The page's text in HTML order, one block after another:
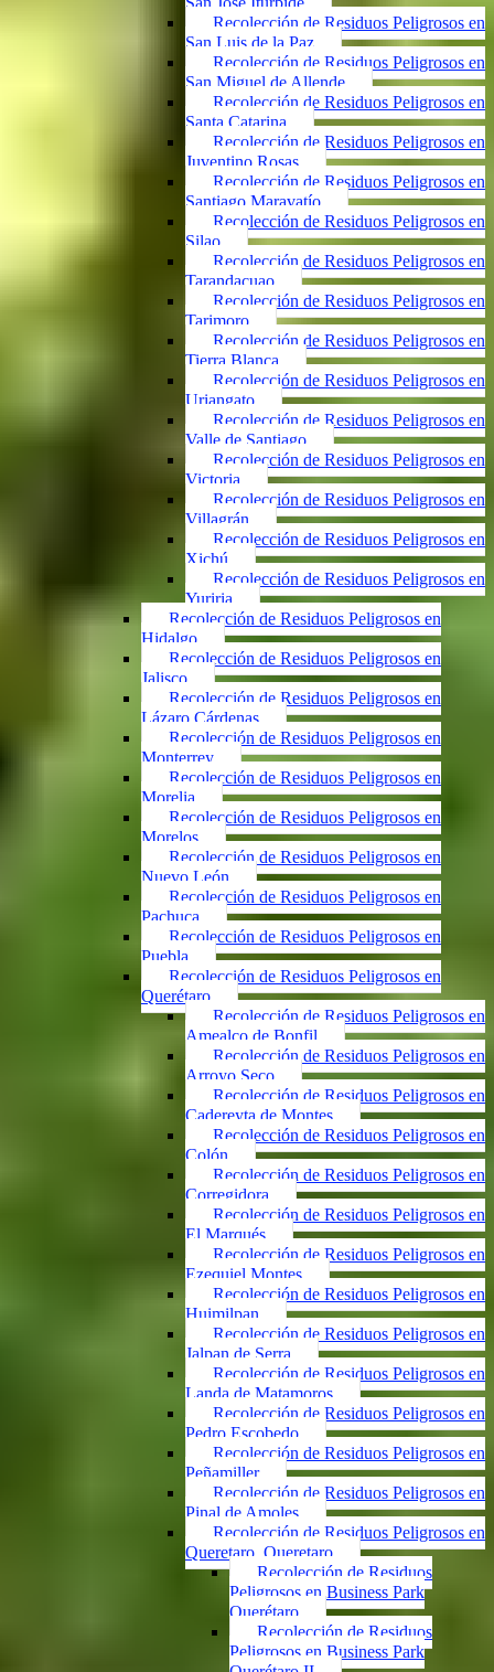
Recolección de Residuos Peligrosos en
San Luis de la Paz
Recolección de Residuos Peligrosos en
San Miguel de Allende
Recolección de Residuos Peligrosos en
Santa Catarina
Recolección de Residuos Peligrosos en
Juventino Rosas
Recolección de Residuos Peligrosos en
Santiago Maravatío
Recolección de Residuos Peligrosos en
Silao
Recolección de Residuos Peligrosos en
Tarandacuao
Recolección de Residuos Peligrosos en
Tarimoro
Recolección de Residuos Peligrosos en
Tierra Blanca
Recolección de Residuos Peligrosos en
Uriangato
Recolección de Residuos Peligrosos en
Valle de Santiago
Recolección de Residuos Peligrosos en
Victoria
Recolección de Residuos Peligrosos en
Villagrán
Recolección de Residuos Peligrosos en
Xichú
Recolección de Residuos Peligrosos en
Yuriria
Recolección de Residuos Peligrosos en
Hidalgo
Recolección de Residuos Peligrosos en
Jalisco
Recolección de Residuos Peligrosos en
Lázaro Cárdenas
Recolección de Residuos Peligrosos en
Monterrey
Recolección de Residuos Peligrosos en
Morelia
Recolección de Residuos Peligrosos en
Morelos
Recolección de Residuos Peligrosos en
Nuevo León
Recolección de Residuos Peligrosos en
Pachuca
Recolección de Residuos Peligrosos en
Puebla
Recolección de Residuos Peligrosos en
Querétaro
Recolección de Residuos Peligrosos en
Amealco de Bonfil
Recolección de Residuos Peligrosos en
Arroyo Seco
Recolección de Residuos Peligrosos en
Cadereyta de Montes
Recolección de Residuos Peligrosos en
Colón
Recolección de Residuos Peligrosos en
Corregidora
Recolección de Residuos Peligrosos en
El Marqués
Recolección de Residuos Peligrosos en
Ezequiel Montes
Recolección de Residuos Peligrosos en
Huimilpan
Recolección de Residuos Peligrosos en
Jalpan de Serra
Recolección de Residuos Peligrosos en
Landa de Matamoros
Recolección de Residuos Peligrosos en
Pedro Escobedo
Recolección de Residuos Peligrosos en
Peñamiller
Recolección de Residuos Peligrosos en
Pinal de Amoles
Recolección de Residuos Peligrosos en
Queretaro, Queretaro
Recolección de Residuos
Peligrosos en Business Park
Querétaro
Recolección de Residuos
Peligrosos en Business Park